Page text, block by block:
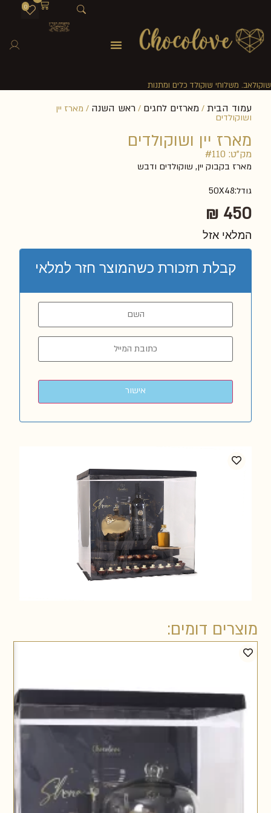
שוקולאב. משלוחי שוקולד כלים ומתנות
0
עמוד הבית / מארזים לחגים / ראש השנה / מארז יין
ושוקולדים
מארז יין ושוקולדים
מק"ט: #110
מארז בקבוק יין, שוקולדים ודבש
גודל:50X48
₪450
המלאי אזל
קבלת תזכורת כשהמוצר חזר למלאי
מוצרים דומים: